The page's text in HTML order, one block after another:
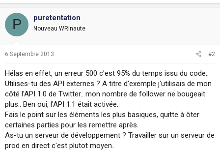
P puretentation
Nouveau WRInaute
6 Septembre 2013 #2
Hélas en effet, un erreur 500 c'est 95% du temps issu du code..
Utilises-tu des API externes ? A titre d'exemple j'utilisais de mon
côté l'API 1.0 de Twitter.. mon nombre de follower ne bougeait
plus.. Ben oui, l'API 1.1 était activée.
Fais le point sur les éléments les plus basiques, quitte à ôter
certaines parties pour les remettre après.
As-tu un serveur de développement ? Travailler sur un serveur de
prod en direct c'est plutot moyen..